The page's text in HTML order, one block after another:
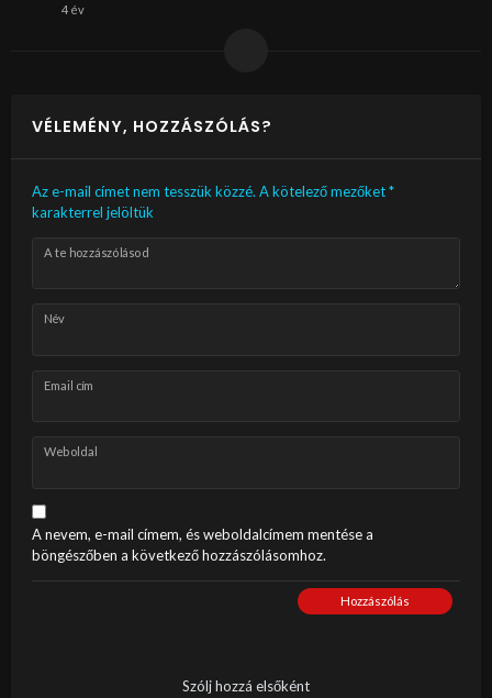
4 év
VÉLEMÉNY, HOZZÁSZÓLÁS?
Az e-mail címet nem tesszük közzé. A kötelező mezőket*
karakterrel jelöltük
A te hozzászólásod
Név
Email cím
Weboldal
A nevem, e-mail címem, és weboldalcímem mentése a
böngészőben a következő hozzászólásomhoz.
Hozzászólás
Szólj hozzá elsőként